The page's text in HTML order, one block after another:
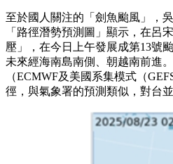
至於國人關注的「劍魚颱風」，
「路徑潛勢預測圖」顯示，在呂
壓」，在今日上午發展成第13號
未來經海南島南側、朝越南前進
（ECMWF及美國系集模式（
徑，與氣象署的預測類似，對台並